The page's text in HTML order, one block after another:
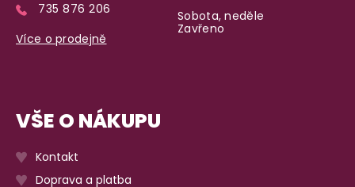
735 876 206
Více o prodejně
Sobota, neděle
Zavřeno
VŠE O NÁKUPU
Kontakt
Doprava a platba